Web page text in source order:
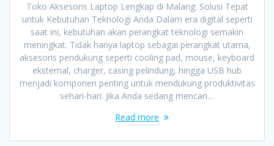
Toko Aksesoris Laptop Lengkap di Malang: Solusi Tepat
untuk Kebutuhan Teknologi Anda Dalam era digital seperti
saat ini, kebutuhan akan perangkat teknologi semakin
meningkat. Tidak hanya laptop sebagai perangkat utama,
aksesoris pendukung seperti cooling pad, mouse, keyboard
eksternal, charger, casing pelindung, hingga USB hub
menjadi komponen penting untuk mendukung produktivitas
sehari-hari. Jika Anda sedang mencari…
Read more